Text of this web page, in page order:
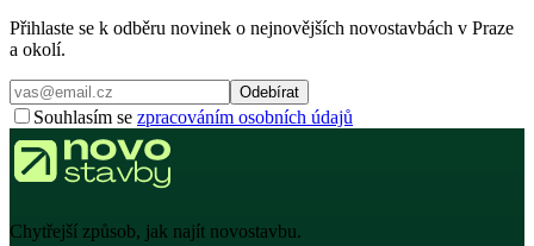
Přihlaste se k odběru novinek o nejnovějších novostavbách v Praze
a okolí.
Odebírat
Souhlasím se zpracováním osobních údajů
Chytřejší způsob, jak najít novostavbu.